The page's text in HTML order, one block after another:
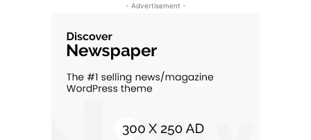
- Advertisement -